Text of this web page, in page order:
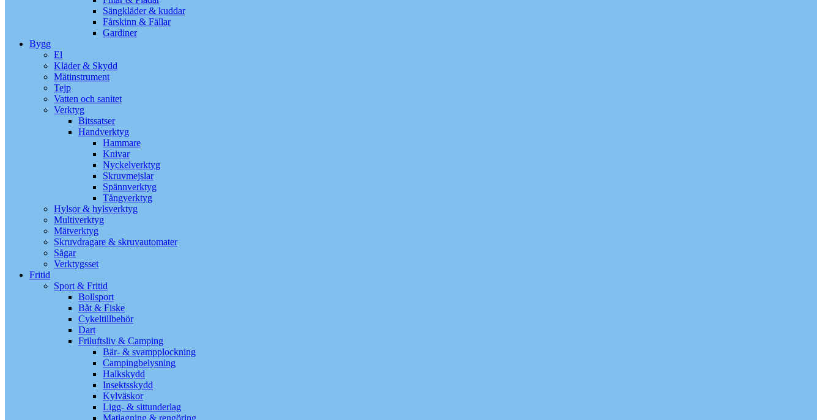
Sängkläder & kuddar
Fårskinn & Fällar
Gardiner
Bygg
El
Kläder & Skydd
Mätinstrument
Tejp
Vatten och sanitet
Verktyg
Bitssatser
Handverktyg
Hammare
Knivar
Nyckelverktyg
Skruvmejslar
Spännverktyg
Tångverktyg
Hylsor & hylsverktyg
Multiverktyg
Mätverktyg
Skruvdragare & skruvautomater
Sågar
Verktygsset
Fritid
Sport & Fritid
Bollsport
Båt & Fiske
Cykeltillbehör
Dart
Friluftsliv & Camping
Bär- & svampplockning
Campingbelysning
Halkskydd
Insektsskydd
Kylväskor
Ligg- & sittunderlag
Matlagning & rengöring